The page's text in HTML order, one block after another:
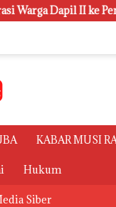
Amri Andi Himpun
KABAR MUSI
Hukum
Siber